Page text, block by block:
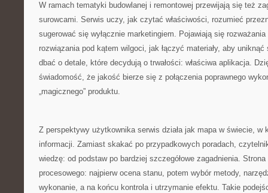
W ramach tematyki budowlanej i remontowej przewijają się też
surowcami. Serwis uczy, jak czytać właściwości, rozumieć
sugerować się wyłącznie marketingiem. Pojawiają się
rozwiązania pod kątem wilgoci, jak łączyć materiały, aby
dbać o detale, które decydują o trwałości: właściwa aplikacja.
świadomość, że jakość bierze się z połączenia poprawnego
„magicznego” produktu.
Z perspektywy użytkownika serwis działa jak mapa w świecie, w
informacji. Zamiast skakać po przypadkowych poradach,
wiedzę: od podstaw po bardziej szczegółowe zagadnienia.
procesowego: najpierw ocena stanu, potem wybór metody,
wykonanie, a na końcu kontrola i utrzymanie efektu. Takie